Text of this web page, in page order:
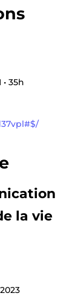
35h
la vie